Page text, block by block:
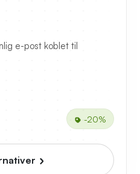
e-post koblet til
-20%